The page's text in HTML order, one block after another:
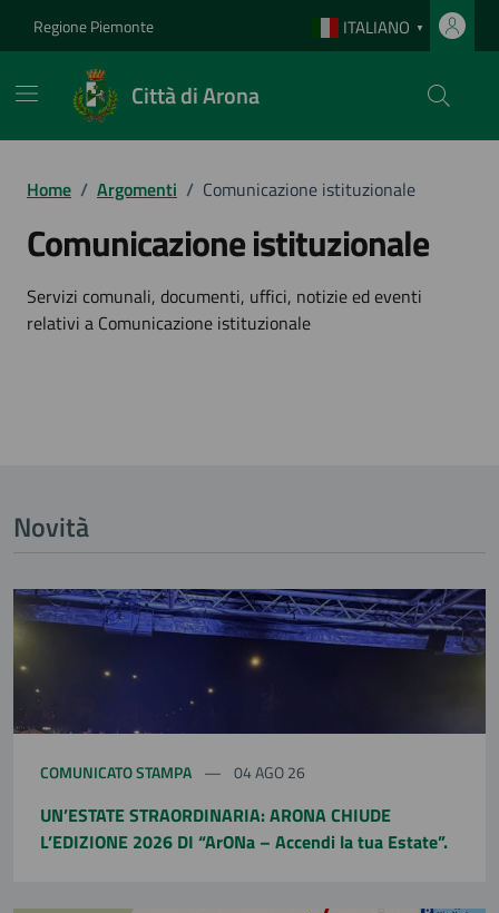
Regione Piemonte ITALIANO ▼
Città di Arona
Home / Argomenti / Comunicazione istituzionale
Comunicazione istituzionale
Dettagli dell'argomento
Servizi comunali, documenti, uffici, notizie ed eventi
relativi a Comunicazione istituzionale
Novità
COMUNICATO STAMPA 04 AGO 26
UN’ESTATE STRAORDINARIA: ARONA CHIUDE
L’EDIZIONE 2026 DI “ArONa – Accendi la tua Estate”.